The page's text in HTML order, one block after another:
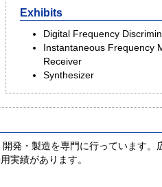
Exhibits
Digital Frequency
Instantaneous Frequency
Receiver
Synthesizer
発・製造を専門に行っています。
実績があります。